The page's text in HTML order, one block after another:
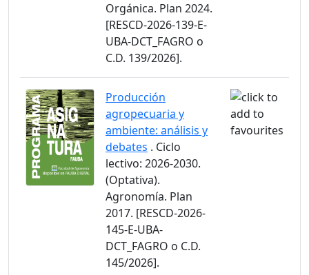
Orgánica. Plan 2024.
[RESCD-2026-139-E-
UBA-DCT_FAGRO o
C.D. 139/2026].
Producción
agropecuaria y
ambiente: análisis y
debates . Ciclo
lectivo: 2026-2030.
(Optativa).
Agronomía. Plan
2017. [RESCD-2026-
145-E-UBA-
DCT_FAGRO o C.D.
145/2026].